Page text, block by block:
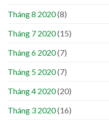
Tháng 8 2020(8)
Tháng 7 2020(15)
Tháng 6 2020(7)
Tháng 5 2020(7)
Tháng 4 2020(20)
Tháng 3 2020(16)